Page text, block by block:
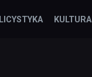
KULTURA